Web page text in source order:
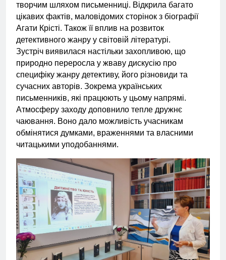
творчим шляхом письменниці. Відкрила багато
цікавих фактів, маловідомих сторінок з біографії
Агати Крісті. Також її вплив на розвиток
детективного жанру у світовій літературі.
Зустріч виявилася настільки захопливою, що
природно переросла у жваву дискусію про
специфіку жанру детективу, його різновиди та
сучасних авторів. Зокрема українських
письменників, які працюють у цьому напрямі.
Атмосферу заходу доповнило тепле дружнє
чаювання. Воно дало можливість учасникам
обмінятися думками, враженнями та власними
читацькими уподобаннями.